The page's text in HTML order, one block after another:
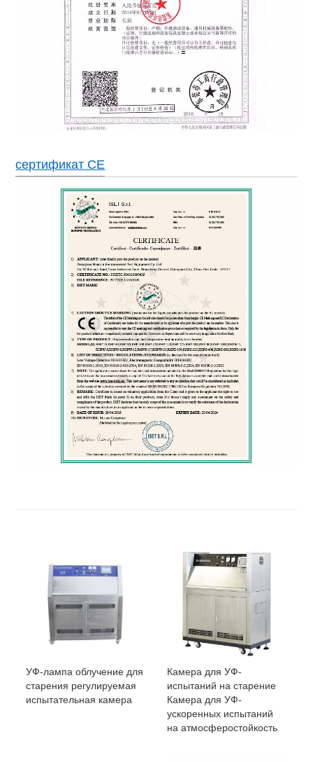
сертификат CE
УФ-лампа облучение для
старения регулируемая
испытательная камера
Камера для УФ-
испытаний на старение
Камера для УФ-
ускоренных испытаний
на атмосферостойкость